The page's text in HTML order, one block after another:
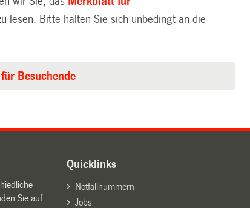
lesen. Bitte halten Sie sich unbedingt an die
Besuchende
Sie auf
Quicklinks
Notfallnummern
Jobs